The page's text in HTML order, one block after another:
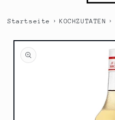
Startseite › KOCHZUTATEN ›